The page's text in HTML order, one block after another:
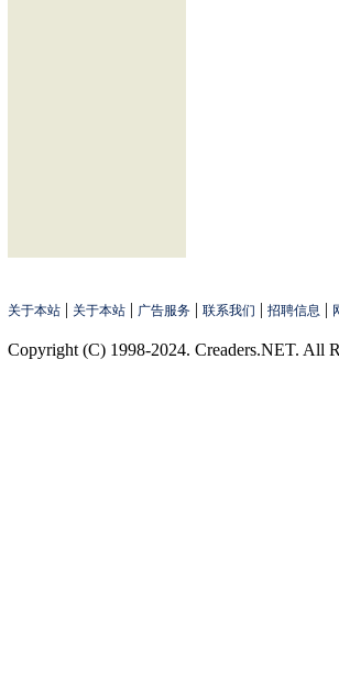
关于本站 | 关于本站 | 广告服务 | 联系我们 | 招聘信息 |
Copyright (C) 1998-2024. Creaders.NET. All